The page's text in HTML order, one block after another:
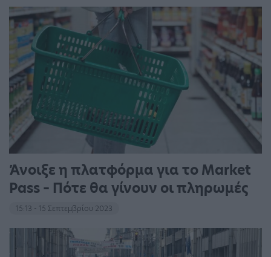
Άνοιξε η πλατφόρμα για το Market
Pass – Πότε θα γίνουν οι πληρωμές
15:13 - 15 Σεπτεμβρίου 2023